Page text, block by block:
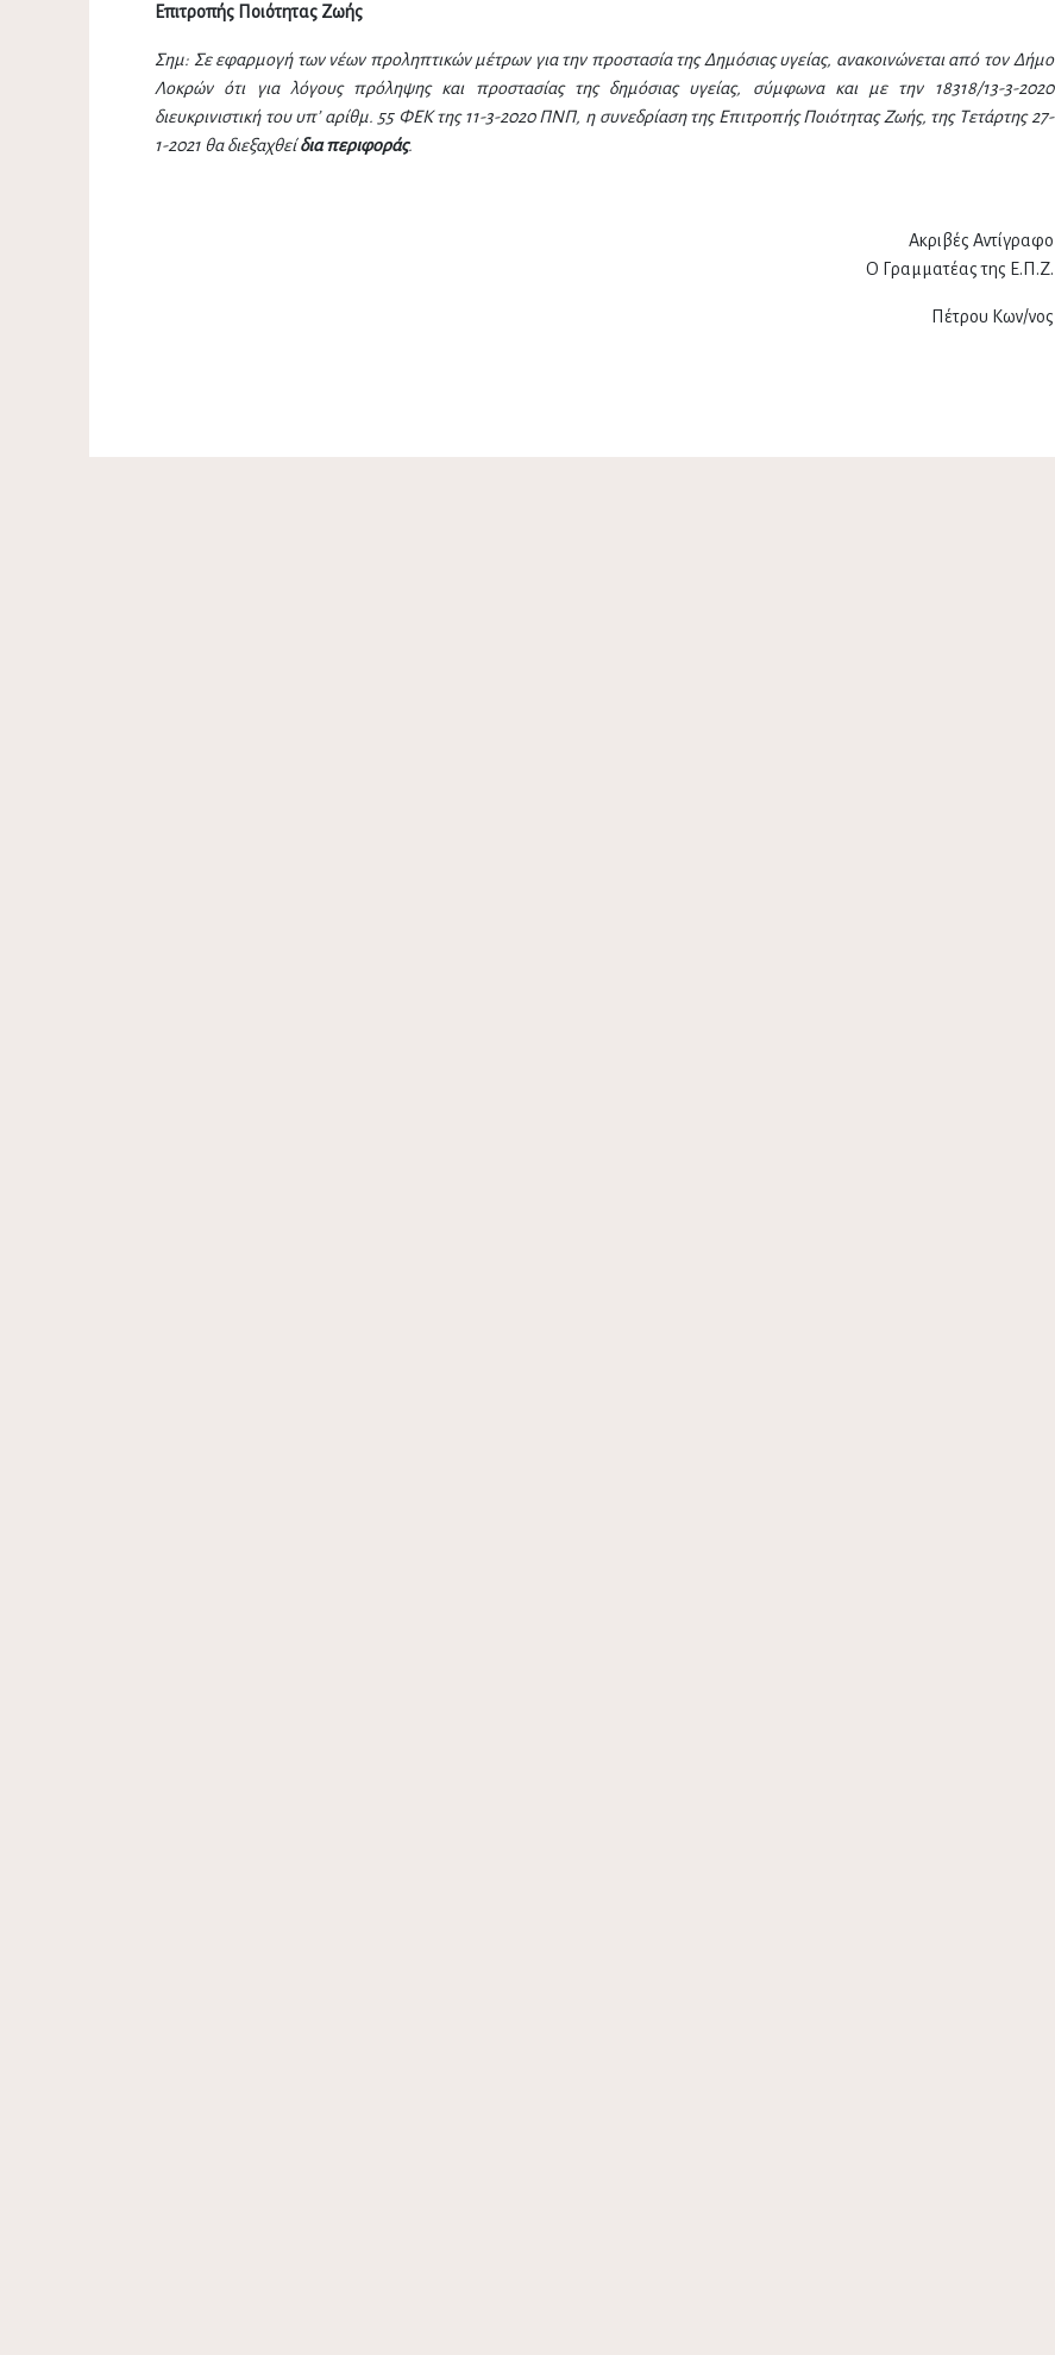
Επιτροπής Ποιότητας Ζωής
Σημ: Σε εφαρμογή των νέων προληπτικών μέτρων για την προστασία της Δημόσιας υγείας, ανακοινώνεται από τον Δήμο
Λοκρών ότι για λόγους πρόληψης και προστασίας της δημόσιας υγείας, σύμφωνα και με την 18318/13-3-2020
διευκρινιστική του υπ’ αρίθμ. 55 ΦΕΚ της 11-3-2020 ΠΝΠ, η συνεδρίαση της Επιτροπής Ποιότητας Ζωής, της Τετάρτης 27-
1-2021 θα διεξαχθείδια περιφοράς.
Ακριβές Αντίγραφο
Ο Γραμματέας της Ε.Π.Ζ.
Πέτρου Κων/νος